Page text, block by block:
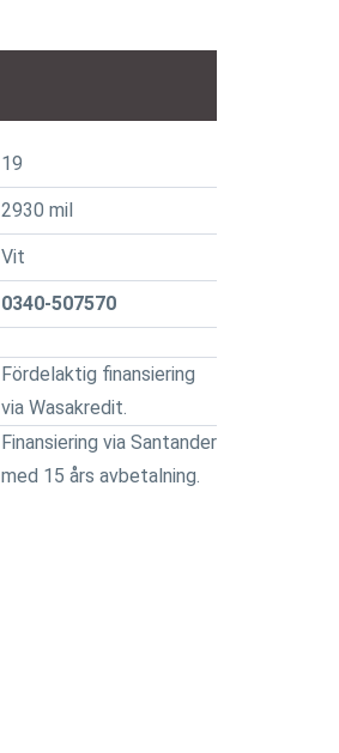
19
2930 mil
Vit
0340-507570
Fördelaktig finansiering
via Wasakredit.
Finansiering via Santander
med 15 års avbetalning.